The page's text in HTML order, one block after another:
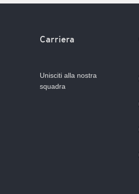
Carriera
Unisciti alla nostra
squadra